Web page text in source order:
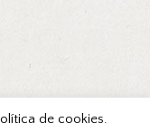
de cookies.